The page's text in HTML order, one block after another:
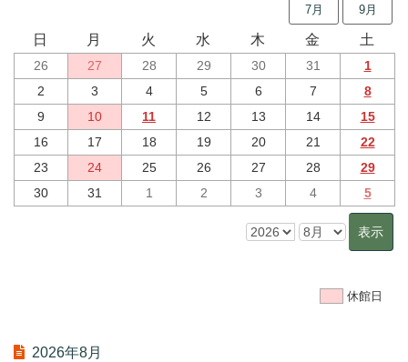
7月 9月
日 月 火 水 木 金 土
26 27 28 29 30 31
1
2
3 4 5 6 7
8
9
10 11 12 13 14
15
16
17 18 19 20 21
22
23
24 25 26 27 28
29
30
31 1 2 3 4 5
休館日
2026年8月